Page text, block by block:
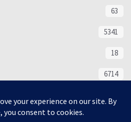
63
5341
18
6714